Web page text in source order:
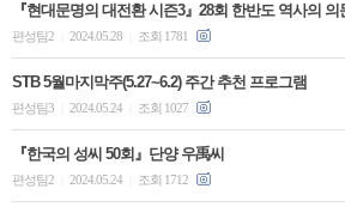
『현대문명의 대전환 시즌3』28회 한반도 역사의 의
편성팀2 2024.05.28 조회 1781
STB 5월마지막주(5.27~6.2) 주간 추천 프로그램
편성팀3 2024.05.24 조회 1027
『한국의 성씨 50회』단양 우禹씨
편성팀2 2024.05.24 조회 1712